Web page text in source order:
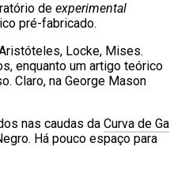
deexperimental
pré-fabricado.
Locke, Mises.
enquanto um artigo teórico
Claro, na George Mason
nas caudas daCurva de Ga
Há pouco espaço para